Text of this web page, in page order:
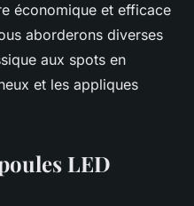
économique et efficace
aborderons diverses
aux spots en
et les appliques
LED